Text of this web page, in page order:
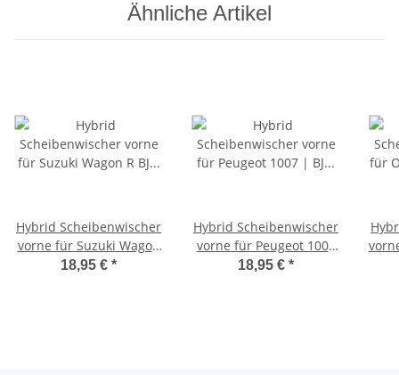
Ähnliche Artikel
Hybrid Scheibenwischer
vorne für Suzuki Wagon
R BJ 1996-2006 | Baleno
18,95 € *
Hybrid Scheibenwischer
vorne für Peugeot 1007
| BJ 2005-2009
18,95 € *